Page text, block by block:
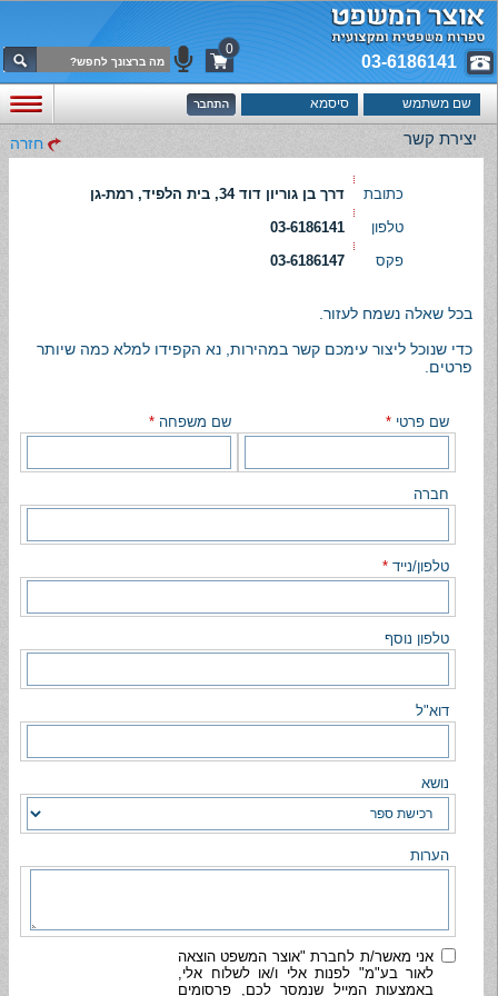
03-6186141
0
יצירת קשר חזרה
כתובת
דרך בן גוריון דוד 34, בית הלפיד, רמת-גן
טלפון
03-6186141
פקס
03-6186147
בכל שאלה נשמח לעזור.
כדי שנוכל ליצור עימכם קשר במהירות, נא הקפידו למלא כמה שיותר
פרטים.
שם פרטי * שם משפחה *
חברה
טלפון/נייד *
טלפון נוסף
דוא"ל
נושא
הערות
אני מאשר/ת לחברת "אוצר המשפט הוצאה
לאור בע"מ" לפנות אלי ו/או לשלוח אלי,
באמצעות המייל שנמסר לכם, פרסומים